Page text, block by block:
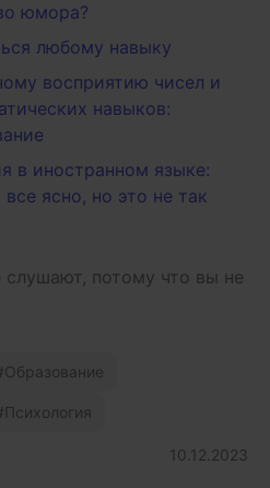
юмора?
любому навыку
восприятию чисел и
навыков:
в иностранном языке:
ясно, но это не так
слушают, потому что вы не
Образование
Психология
10.12.2023